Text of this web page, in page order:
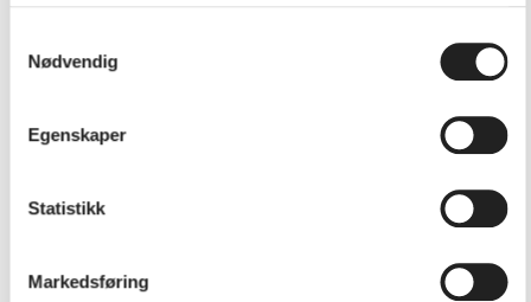
Nødvendig
Egenskaper
Statistikk
Markedsføring
Gatekunsthelg
Tid:6.-7.juni 2026